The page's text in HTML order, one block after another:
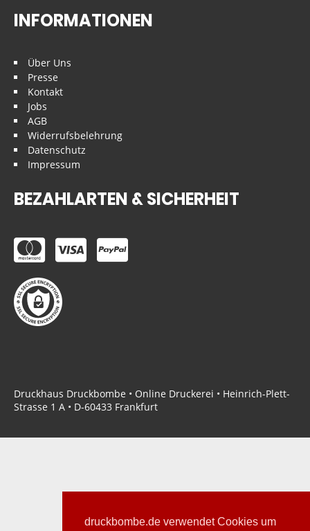
druckbombe.de verwendet Cookies um
INFORMATIONEN
Über Uns
Presse
Kontakt
Jobs
AGB
Widerrufsbelehrung
Datenschutz
Impressum
BEZAHLARTEN & SICHERHEIT
Druckhaus Druckbombe • Online Druckerei • Heinrich-Plett-
Strasse 1 A • D-60433 Frankfurt